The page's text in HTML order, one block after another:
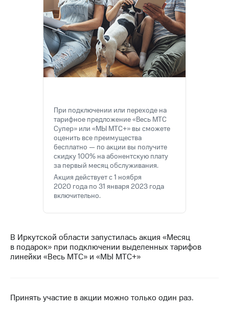
Роуминг
Семейная
группа
Заказать
Оформить
eSIM
SIM-
карта
для
иностранцев
Оформить
номер
Выбрать
красивый
номер
на связь
Тарифы
RED,
РИИЛ
и МТС
Супер
дешевле
с карты
МТС
Деньги
Выберите
и подключите
с выгодным
тарифом
Тарифы
ТВ и телефон
для дома
Личный
При подключении или переходе на
тарифное предложение «Весь МТС
Супер» или «МЫ МТС+» вы сможете
оценить все преимущества
бесплатно — по акции вы получите
скидку 100% на абонентскую плату
за первый месяц обслуживания.
Акция действует с 1 ноября
2020 года по 31 января 2023 года
включительно.
В Иркутской области запустилась акция «Месяц
в подарок» при подключении выделенных тарифов
линейки «Весь МТС» и «МЫ МТС+»
Принять участие в акции можно только один раз.